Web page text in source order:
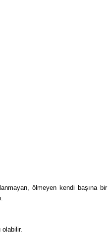
ölmeyen kendi başına bir
olabilir.